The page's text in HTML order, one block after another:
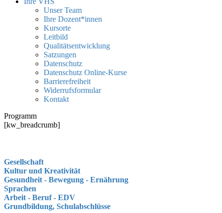
Unser Team
Ihre Dozent*innen
Kursorte
Leitbild
Qualitätsentwicklung
Satzungen
Datenschutz
Datenschutz Online-Kurse
Barrierefreiheit
Widerrufsformular
Kontakt
Programm
[kw_breadcrumb]
Gesellschaft
Kultur und Kreativität
Gesundheit - Bewegung - Ernährung
Sprachen
Arbeit - Beruf - EDV
Grundbildung, Schulabschlüsse